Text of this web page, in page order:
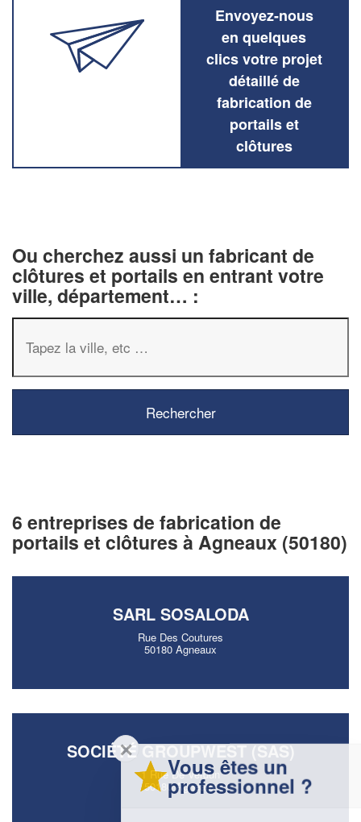
Envoyez-nous
en quelques
clics votre projet
détaillé de
fabrication de
portails et
clôtures
Ou cherchez aussi un fabricant de
clôtures et portails en entrant votre
ville, département… :
6 entreprises de fabrication de
portails et clôtures à Agneaux (50180)
SARL SOSALODA
Rue Des Coutures
50180 Agneaux
SOCIÉTÉ GROUPWEST (SAS)
1 Rue De Verdun
50180 Agneaux
✕
Vous êtes un
professionnel ?